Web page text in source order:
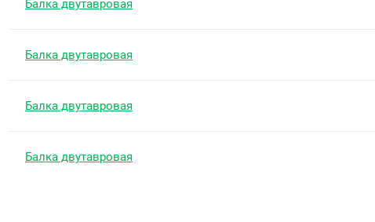
Балка двутавровая
Балка двутавровая
Балка двутавровая
Балка двутавровая